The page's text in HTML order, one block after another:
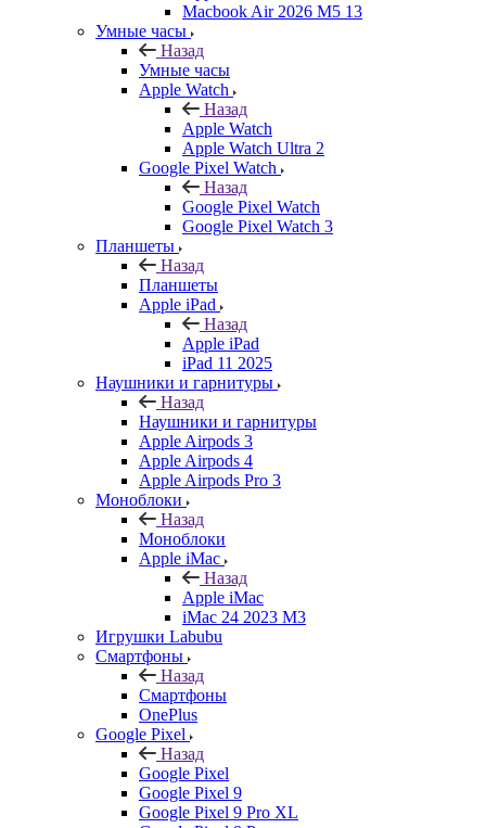
Macbook Air 2026 M5 13
Умные часы
Назад
Умные часы
Apple Watch
Назад
Apple Watch
Apple Watch Ultra 2
Google Pixel Watch
Назад
Google Pixel Watch
Google Pixel Watch 3
Планшеты
Назад
Планшеты
Apple iPad
Назад
Apple iPad
iPad 11 2025
Наушники и гарнитуры
Назад
Наушники и гарнитуры
Apple Airpods 3
Apple Airpods 4
Apple Airpods Pro 3
Моноблоки
Назад
Моноблоки
Apple iMac
Назад
Apple iMac
iMac 24 2023 M3
Игрушки Labubu
Смартфоны
Назад
Смартфоны
OnePlus
Google Pixel
Назад
Google Pixel
Google Pixel 9
Google Pixel 9 Pro XL